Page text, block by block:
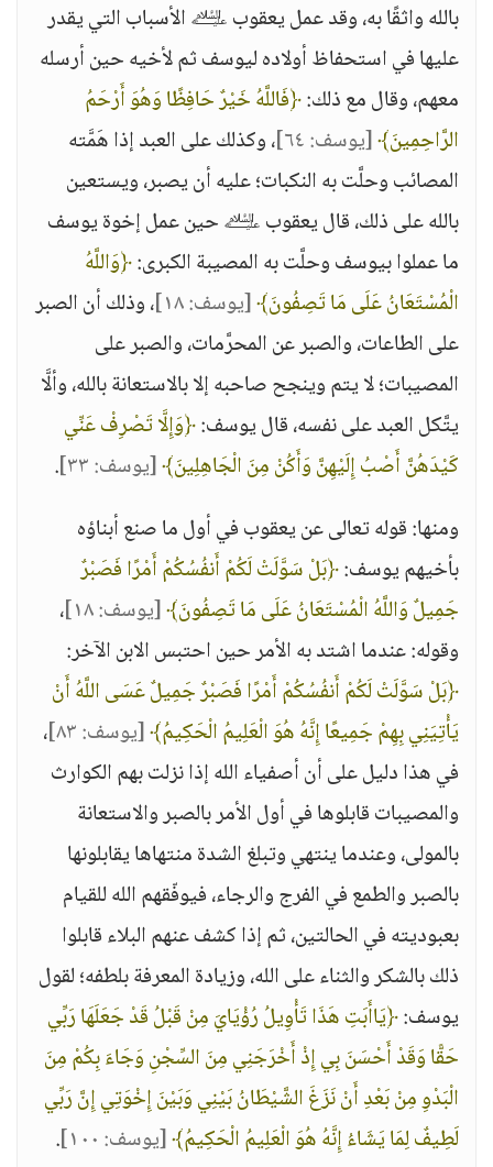
بالله واثقًا به، وقد عمل يعقوب ﵇ الأسباب التي يقدر
عليها في استحفاظ أولاده ليوسف ثم لأخيه حين أرسله
معهم، وقال مع ذلك:﴿فَاللَّهُ خَيْرٌ حَافِظًا وَهُوَ أَرْحَمُ
الرَّاحِمِينَ﴾[يوسف: ٦٤]
، وكذلك على العبد إذا هَمَّته
المصائب وحلَّت به النكبات؛ عليه أن يصبر، ويستعين
بالله على ذلك، قال يعقوب ﵇ حين عمل إخوة يوسف
ما عملوا بيوسف وحلَّت به المصيبة الكبرى:﴿وَاللَّهُ
الْمُسْتَعَانُ عَلَى مَا تَصِفُونَ﴾[يوسف: ١٨]
، وذلك أن الصبر
على الطاعات، والصبر عن المحرَّمات، والصبر على
المصيبات؛ لا يتم وينجح صاحبه إلا بالاستعانة بالله، وألَّا
يتَّكل العبد على نفسه، قال يوسف:﴿وَإِلَّا تَصْرِفْ عَنِّي
كَيْدَهُنَّ أَصْبُ إِلَيْهِنَّ وَأَكُنْ مِنَ الْجَاهِلِينَ﴾[يوسف: ٣٣]
.
ومنها: قوله تعالى عن يعقوب في أول ما صنع أبناؤه
بأخيهم يوسف:﴿بَلْ سَوَّلَتْ لَكُمْ أَنفُسُكُمْ أَمْرًا فَصَبْرٌ
جَمِيلٌ وَاللَّهُ الْمُسْتَعَانُ عَلَى مَا تَصِفُونَ﴾[يوسف: ١٨]
،
وقوله: عندما اشتد به الأمر حين احتبس الابن الآخر:
﴿بَلْ سَوَّلَتْ لَكُمْ أَنفُسُكُمْ أَمْرًا فَصَبْرٌ جَمِيلٌ عَسَى اللَّهُ أَنْ
يَأْتِيَنِي بِهِمْ جَمِيعًا إِنَّهُ هُوَ الْعَلِيمُ الْحَكِيمُ﴾[يوسف: ٨٣]
،
في هذا دليل على أن أصفياء الله إذا نزلت بهم الكوارث
والمصيبات قابلوها في أول الأمر بالصبر والاستعانة
بالمولى، وعندما ينتهي وتبلغ الشدة منتهاها يقابلونها
بالصبر والطمع في الفرج والرجاء، فيوفّقهم الله للقيام
بعبوديته في الحالتين، ثم إذا كشف عنهم البلاء قابلوا
ذلك بالشكر والثناء على الله، وزيادة المعرفة بلطفه؛ لقول
يوسف:﴿يَاأَبَتِ هَذَا تَأْوِيلُ رُؤْيَايَ مِنْ قَبْلُ قَدْ جَعَلَهَا رَبِّي
حَقًّا وَقَدْ أَحْسَنَ بِي إِذْ أَخْرَجَنِي مِنَ السِّجْنِ وَجَاءَ بِكُمْ مِنَ
الْبَدْوِ مِنْ بَعْدِ أَنْ نَزَغَ الشَّيْطَانُ بَيْنِي وَبَيْنَ إِخْوَتِي إِنَّ رَبِّي
لَطِيفٌ لِمَا يَشَاءُ إِنَّهُ هُوَ الْعَلِيمُ الْحَكِيمُ﴾[يوسف: ١٠٠]
.